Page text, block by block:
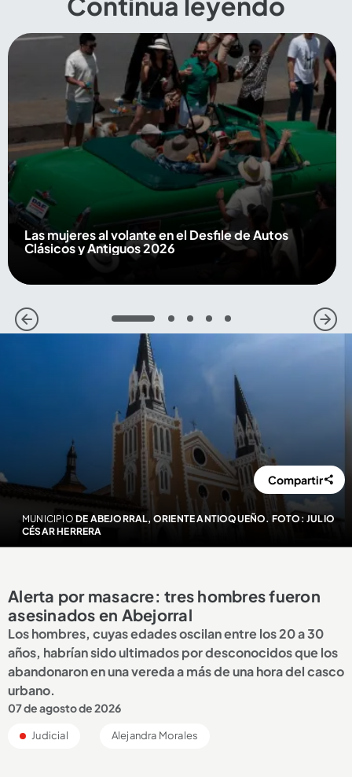
Las mujeres al volante en el Desfile de Autos
Clásicos y Antiguos 2026
1 2 3 4 5
MUNICIPIO DE ABEJORRAL, ORIENTE ANTIOQUEÑO. FOTO: JULIO
CÉSAR HERRERA
Compartir
Alerta por masacre: tres hombres fueron
asesinados en Abejorral
Los hombres, cuyas edades oscilan entre los 20 a 30
años, habrían sido ultimados por desconocidos que los
abandonaron en una vereda a más de una hora del casco
urbano.
07 de agosto de 2026
Judicial Alejandra Morales